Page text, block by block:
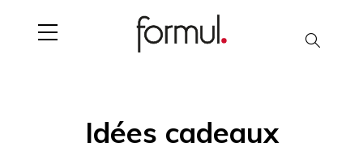
Chercher
Idées cadeaux